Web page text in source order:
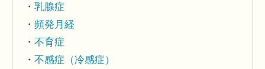
乳腺症
頻発月経
不育症
不感症（冷感症）